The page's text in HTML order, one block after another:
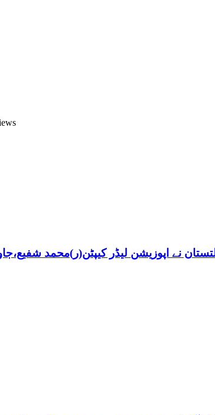
Views
نے اپوزیشن لیڈر کیپٹن(ر)محمد